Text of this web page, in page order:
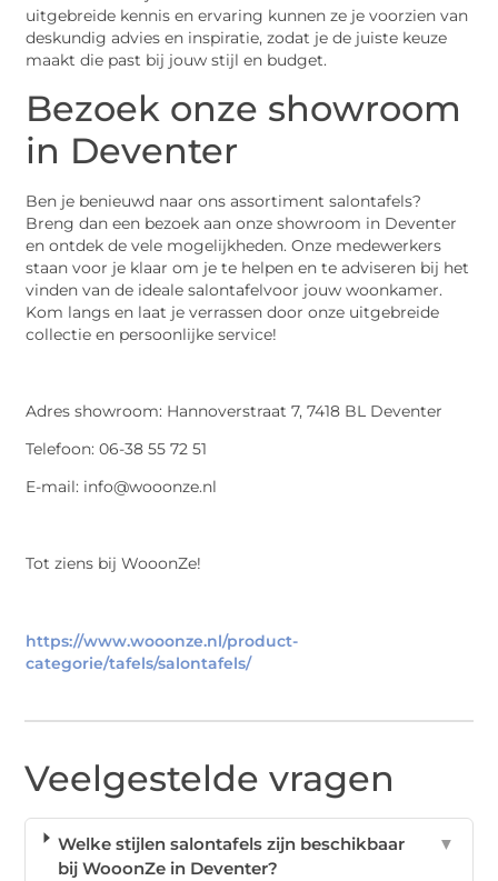
uitgebreide kennis en ervaring kunnen ze je voorzien van
deskundig advies en inspiratie, zodat je de juiste keuze
maakt die past bij jouw stijl en budget.
Bezoek onze showroom
in Deventer
Ben je benieuwd naar ons assortiment salontafels?
Breng dan een bezoek aan onze showroom in Deventer
en ontdek de vele mogelijkheden. Onze medewerkers
staan voor je klaar om je te helpen en te adviseren bij het
vinden van de ideale salontafelvoor jouw woonkamer.
Kom langs en laat je verrassen door onze uitgebreide
collectie en persoonlijke service!
Adres showroom: Hannoverstraat 7, 7418 BL Deventer
Telefoon: 06-38 55 72 51
E-mail: info@wooonze.nl
Tot ziens bij WooonZe!
https://www.wooonze.nl/product-
categorie/tafels/salontafels/
Veelgestelde vragen
Welke stijlen salontafels zijn beschikbaar
bij WooonZe in Deventer?
▼